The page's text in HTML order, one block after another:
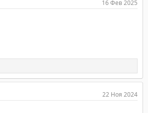
16 Фев 2025
22 Ноя 2024